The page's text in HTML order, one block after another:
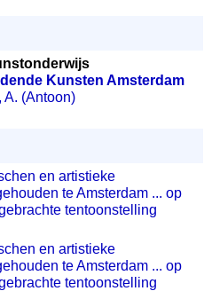
Kunsten Amsterdam
A. (Antoon)
en artistieke
te Amsterdam ... op
tentoonstelling
en artistieke
te Amsterdam ... op
tentoonstelling